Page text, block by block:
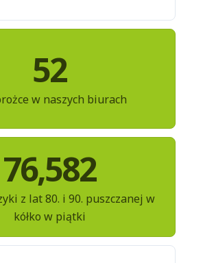
52
w naszych biurach
76,582
z lat 80. i 90. puszczanej w
kółko w piątki